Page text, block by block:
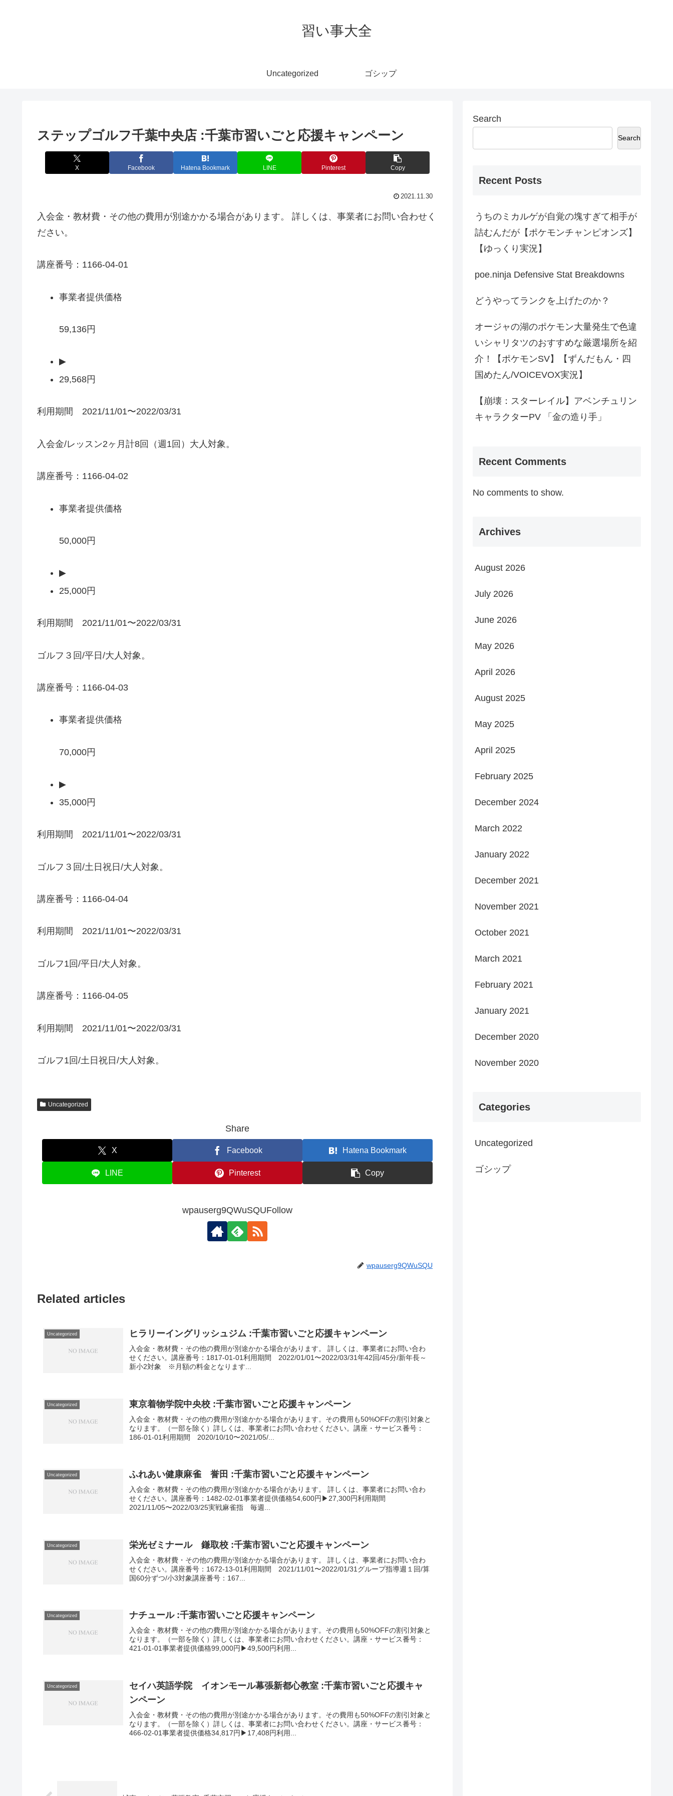
習い事大全
Uncategorized ゴシップ
ステップゴルフ千葉中央店 :千葉市習いごと応援キャンペーン
X Facebook Hatena Bookmark LINE Pinterest Copy
2021.11.30
入会金・教材費・その他の費用が別途かかる場合があります。 詳しくは、事業者にお問い合わせく
ださい。
講座番号：1166-04-01
事業者提供価格
59,136円
▶
29,568円
利用期間 2021/11/01〜2022/03/31
入会金/レッスン2ヶ月計8回（週1回）大人対象。
講座番号：1166-04-02
事業者提供価格
50,000円
▶
25,000円
利用期間 2021/11/01〜2022/03/31
ゴルフ３回/平日/大人対象。
講座番号：1166-04-03
事業者提供価格
70,000円
▶
35,000円
利用期間 2021/11/01〜2022/03/31
ゴルフ３回/土日祝日/大人対象。
講座番号：1166-04-04
利用期間 2021/11/01〜2022/03/31
ゴルフ1回/平日/大人対象。
講座番号：1166-04-05
利用期間 2021/11/01〜2022/03/31
ゴルフ1回/土日祝日/大人対象。
Uncategorized
Share
X Facebook Hatena Bookmark
LINE Pinterest Copy
wpauserg9QWuSQUFollow
wpauserg9QWuSQU
Related articles
Uncategorized ヒラリーイングリッシュジム :千葉市習いごと応援キャンペーン
入会金・教材費・その他の費用が別途かかる場合があります。 詳しくは、事業者にお問い合わ
せください。講座番号：1817-01-01利用期間 2022/01/01〜2022/03/31年42回/45分/新年長～
新小2対象 ※月額の料金となります...
Uncategorized 東京着物学院中央校 :千葉市習いごと応援キャンペーン
入会金・教材費・その他の費用が別途かかる場合があります。その費用も50%OFFの割引対象と
なります。（一部を除く）詳しくは、事業者にお問い合わせください。講座・サービス番号：
186-01-01利用期間 2020/10/10〜2021/05/...
Uncategorized ふれあい健康麻雀 誉田 :千葉市習いごと応援キャンペーン
入会金・教材費・その他の費用が別途かかる場合があります。 詳しくは、事業者にお問い合わ
せください。講座番号：1482-02-01事業者提供価格54,600円▶27,300円利用期間
2021/11/05〜2022/03/25実戦麻雀指 毎週...
Uncategorized 栄光ゼミナール 鎌取校 :千葉市習いごと応援キャンペーン
入会金・教材費・その他の費用が別途かかる場合があります。 詳しくは、事業者にお問い合わ
せください。講座番号：1672-13-01利用期間 2021/11/01〜2022/01/31グループ指導週１回/算
国60分ずつ/小3対象講座番号：167...
Uncategorized ナチュール :千葉市習いごと応援キャンペーン
入会金・教材費・その他の費用が別途かかる場合があります。その費用も50%OFFの割引対象と
なります。（一部を除く）詳しくは、事業者にお問い合わせください。講座・サービス番号：
421-01-01事業者提供価格99,000円▶49,500円利用...
Uncategorized
セイハ英語学院 イオンモール幕張新都心教室 :千葉市習いごと応援キャ
ンペーン
入会金・教材費・その他の費用が別途かかる場合があります。その費用も50%OFFの割引対象と
なります。（一部を除く）詳しくは、事業者にお問い合わせください。講座・サービス番号：
466-02-01事業者提供価格34,817円▶17,408円利用...
Search
Search
Recent Posts
うちのミカルゲが自覚の塊すぎて相手が
詰むんだが【ポケモンチャンピオンズ】
【ゆっくり実況】
poe.ninja Defensive Stat Breakdowns
どうやってランクを上げたのか？
オージャの湖のポケモン大量発生で色違
いシャリタツのおすすめな厳選場所を紹
介！【ポケモンSV】【ずんだもん・四
国めたん/VOICEVOX実況】
【崩壊：スターレイル】アベンチュリン
キャラクターPV 「金の造り手」
Recent Comments
No comments to show.
Archives
August 2026
July 2026
June 2026
May 2026
April 2026
August 2025
May 2025
April 2025
February 2025
December 2024
March 2022
January 2022
December 2021
November 2021
October 2021
March 2021
February 2021
January 2021
December 2020
November 2020
Categories
Uncategorized
ゴシップ